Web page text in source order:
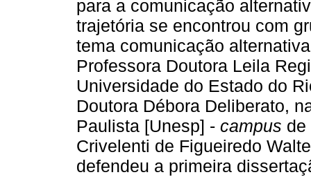
para a comunicação
trajetória se encontrou com
tema comunicação
Professora Doutora Leila
Universidade do Estado do
Doutora Débora Deliberato,
Paulista [Unesp] - campus de
Crivelenti de Figueiredo
defendeu a primeira